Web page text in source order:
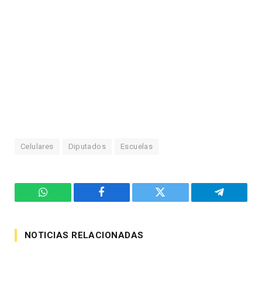
Celulares Diputados Escuelas
WhatsApp Facebook Twitter Telegram
NOTICIAS RELACIONADAS